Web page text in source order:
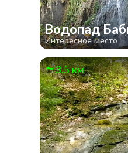
Водопад
Интересное место
3.5 км